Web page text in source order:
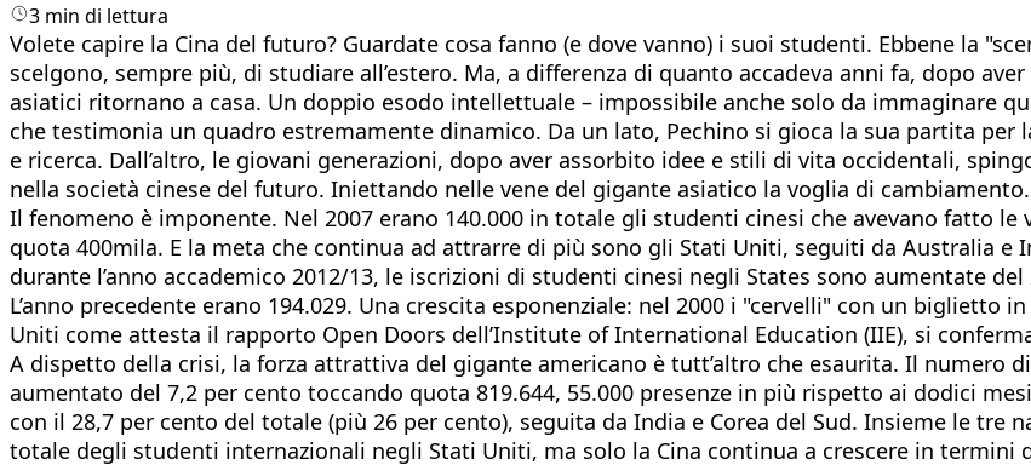
3 min di lettura
Volete capire la Cina del futuro? Guardate cosa fanno (e dove vanno) i suoi studenti. Ebbene la
scelgono, sempre più, di studiare all’estero. Ma, a differenza di quanto accadeva anni fa, dopo
asiatici ritornano a casa. Un doppio esodo intellettuale – impossibile anche solo da immaginare
che testimonia un quadro estremamente dinamico. Da un lato, Pechino si gioca la sua partita
e ricerca. Dall’altro, le giovani generazioni, dopo aver assorbito idee e stili di vita occidentali,
nella società cinese del futuro. Iniettando nelle vene del gigante asiatico la voglia di cambiamento.
Il fenomeno è imponente. Nel 2007 erano 140.000 in totale gli studenti cinesi che avevano fatto
quota 400mila. E la meta che continua ad attrarre di più sono gli Stati Uniti, seguiti da Australia
durante l’anno accademico 2012/13, le iscrizioni di studenti cinesi negli States sono aumentate
L’anno precedente erano 194.029. Una crescita esponenziale: nel 2000 i "cervelli" con un biglietto
Uniti come attesta il rapporto Open Doors dell’Institute of International Education (IIE), si
A dispetto della crisi, la forza attrattiva del gigante americano è tutt’altro che esaurita. Il numero
aumentato del 7,2 per cento toccando quota 819.644, 55.000 presenze in più rispetto ai dodici
con il 28,7 per cento del totale (più 26 per cento), seguita da India e Corea del Sud. Insieme le tre
totale degli studenti internazionali negli Stati Uniti, ma solo la Cina continua a crescere in termini